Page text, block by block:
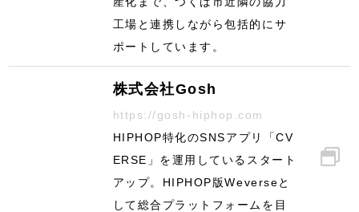
工場と連携しながら包括的にサ
ポートしています。
株式会社Gosh
https://gosh-hiphop.com
HIPHOP特化のSNSアプリ「CV
ERSE」を運用しているスタート
アップ。HIPHOP版Weverseと
して総合プラットフォームを目